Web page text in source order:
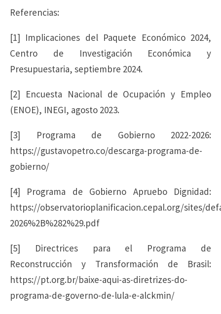
Referencias:
[1] Implicaciones del Paquete Económico 2024,
Centro de Investigación Económica y
Presupuestaria, septiembre 2024.
[2] Encuesta Nacional de Ocupación y Empleo
(ENOE), INEGI, agosto 2023.
[3] Programa de Gobierno 2022-2026:
https://gustavopetro.co/descarga-programa-de-
gobierno/
[4] Programa de Gobierno Apruebo Dignidad:
https://observatorioplanificacion.cepal.org/sites/
2026%2B%282%29.pdf
[5] Directrices para el Programa de
Reconstrucción y Transformación de Brasil:
https://pt.org.br/baixe-aqui-as-diretrizes-do-
programa-de-governo-de-lula-e-alckmin/